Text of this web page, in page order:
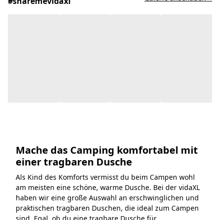
Mache das Camping komfortabel mit
einer tragbaren Dusche
Als Kind des Komforts vermisst du beim Campen wohl
am meisten eine schöne, warme Dusche. Bei der vidaXL
haben wir eine große Auswahl an erschwinglichen und
praktischen tragbaren Duschen, die ideal zum Campen